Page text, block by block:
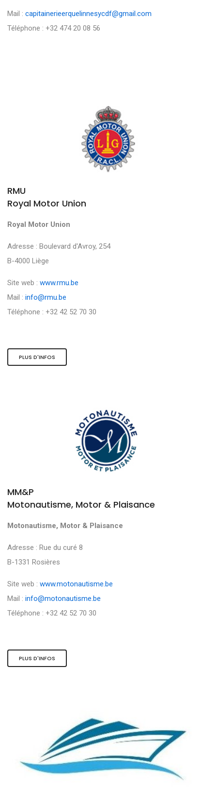
Mail : capitainerieerquelinnesycdf@gmail.com
Téléphone : +32 474 20 08 56
RMU
Royal Motor Union
Royal Motor Union
Adresse : Boulevard d'Avroy, 254
B-4000 Liège
Site web : www.rmu.be
Mail : info@rmu.be
Téléphone : +32 42 52 70 30
PLUS D'INFOS
MM&P
Motonautisme, Motor & Plaisance
Motonautisme, Motor & Plaisance
Adresse : Rue du curé 8
B-1331 Rosières
Site web : www.motonautisme.be
Mail : info@motonautisme.be
Téléphone : +32 42 52 70 30
PLUS D'INFOS